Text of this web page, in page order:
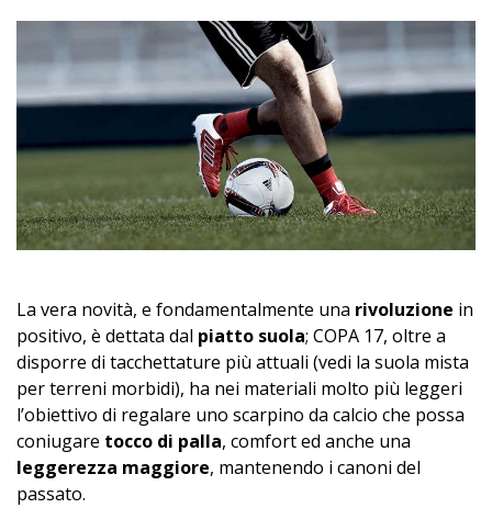
La vera novità, e fondamentalmente una rivoluzione in
positivo, è dettata dal piatto suola; COPA 17, oltre a
disporre di tacchettature più attuali (vedi la suola mista
per terreni morbidi), ha nei materiali molto più leggeri
l’obiettivo di regalare uno scarpino da calcio che possa
coniugare tocco di palla, comfort ed anche una
leggerezza maggiore, mantenendo i canoni del
passato.